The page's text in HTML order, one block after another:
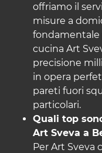
offriamo il
misure a
fondamentale
cucina Art
precisione
in opera
pareti fuori
particolari.
Quali top
Art Sveva a
Per Art Sveva